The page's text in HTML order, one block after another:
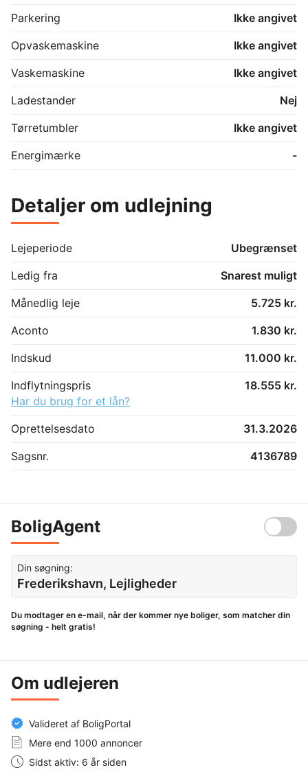
Parkering
Ikke angivet
Opvaskemaskine
Ikke angivet
Vaskemaskine
Ikke angivet
Ladestander
Nej
Tørretumbler
Ikke angivet
Energimærke
-
Detaljer om udlejning
Lejeperiode
Ubegrænset
Ledig fra
Snarest muligt
Månedlig leje
5.725 kr.
Aconto
1.830 kr.
Indskud
11.000 kr.
Indflytningspris
18.555 kr.
Har du brug for et lån?
Oprettelsesdato
31.3.2026
Sagsnr.
4136789
BoligAgent
Din søgning:
Frederikshavn, Lejligheder
Du modtager en e-mail, når der kommer nye boliger, som matcher din
søgning - helt gratis!
Om udlejeren
Valideret af BoligPortal
Mere end 1000 annoncer
Sidst aktiv: 6 år siden